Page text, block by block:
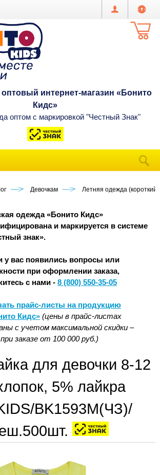
интернет-магазин «Бонито
Кидс»
оптом с маркировкой "Честный Знак"
Девочкам Летняя одежда (короткий
одежда «Бонито Кидс»
и маркируется в системе
знак».
у вас появились вопросы или
при оформлении заказа,
с нами - 8 (800) 550-35-05
прайс-листы на продукцию
Кидс» (цены в прайс-листах
с учетом максимальной скидки –
заказе от 100 000 руб.)
для девочки 8-12
5% лайкра
BK1593M(ЧЗ)/